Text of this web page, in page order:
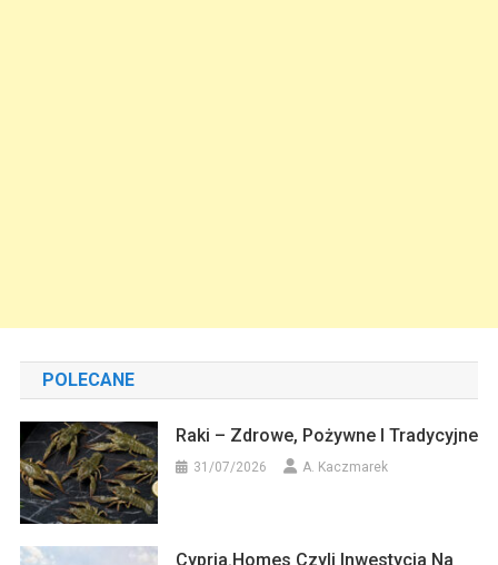
POLECANE
Raki – Zdrowe, Pożywne I Tradycyjne
31/07/2026 A. Kaczmarek
Cypria.homes Czyli Inwestycja Na